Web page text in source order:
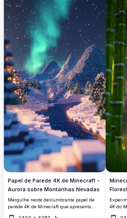
banco de madeira convida à contemplação
pacífica, mesclando cores vibrantes e arte
detalhada. Perfeito para aprimorar sua tela
de desktop ou móvel com seus visuais
impressionantes e de alta qualidade.
ou
blocos.
Papel de Parede 4K de Minecraft -
Aurora sobre Montanhas Nevadas
Mergulhe neste deslumbrante papel de
parede 4K de Minecraft que apresenta
uma aurora hipnotizante sobre montanhas
4K do
do sol